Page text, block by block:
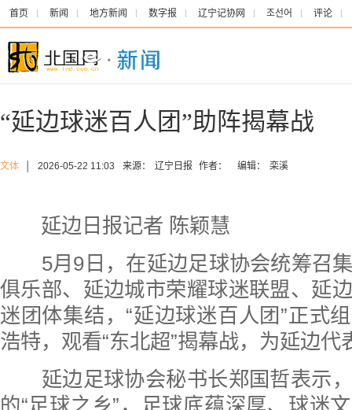
首页 新闻 地方新闻 数字报 辽宁记协网 조선어 评论
“延边球迷百人团”助阵揭幕战
文体 2026-05-22 11:03 来源： 辽宁日报 作者： 编辑： 栾溪
延边日报记者 陈颖慧
5月9日，在延边足球协会统筹召集
俱乐部、延边城市荣耀球迷联盟、延
迷团体集结，“延边球迷百人团”正式
浩特，观看“东北超”揭幕战，为延边代
延边足球协会秘书长郑国哲表示，
的“足球之乡”，足球底蕴深厚、球迷